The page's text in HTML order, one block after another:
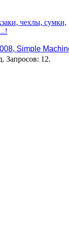
Simple
Запросов: 12.